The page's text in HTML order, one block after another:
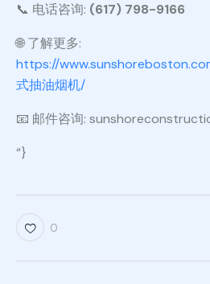
📞 电话咨询: (617) 798-9166
🌐 了解更多:
https://
式抽油烟机/
📧 邮件咨询:
“}
0